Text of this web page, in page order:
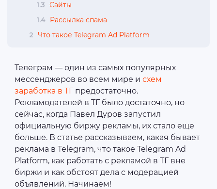
1.3 Сайты
1.4 Рассылка спама
2 Что такое Telegram Ad Platform
Телеграм — один из самых популярных
мессенджеров во всем мире и схем
заработка в ТГ предостаточно.
Рекламодателей в ТГ было достаточно, но
сейчас, когда Павел Дуров запустил
официальную биржу рекламы, их стало еще
больше. В статье рассказываем, какая бывает
реклама в Telegram, что такое Telegram Ad
Platform, как работать с рекламой в ТГ вне
биржи и как обстоят дела с модерацией
объявлений. Начинаем!